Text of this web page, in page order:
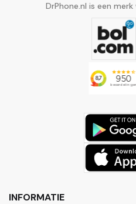
DrPhone.nl is een
INFORMATIE